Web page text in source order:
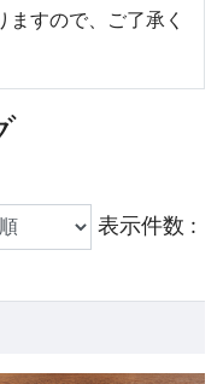
すので、ご了承く
表示件数 :